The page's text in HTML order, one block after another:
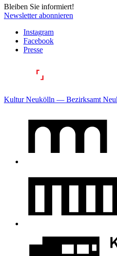
Bleiben Sie informiert!
Newsletter abonnieren
Instagram
Facebook
Presse
Kultur Neukölln — Bezirksamt